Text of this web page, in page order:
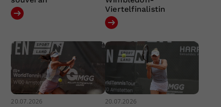
Viertelfinalistin
20.07.2026 20.07.2026